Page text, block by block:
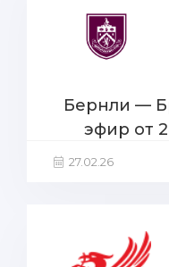
Бернли —
эфир от
27.02.26